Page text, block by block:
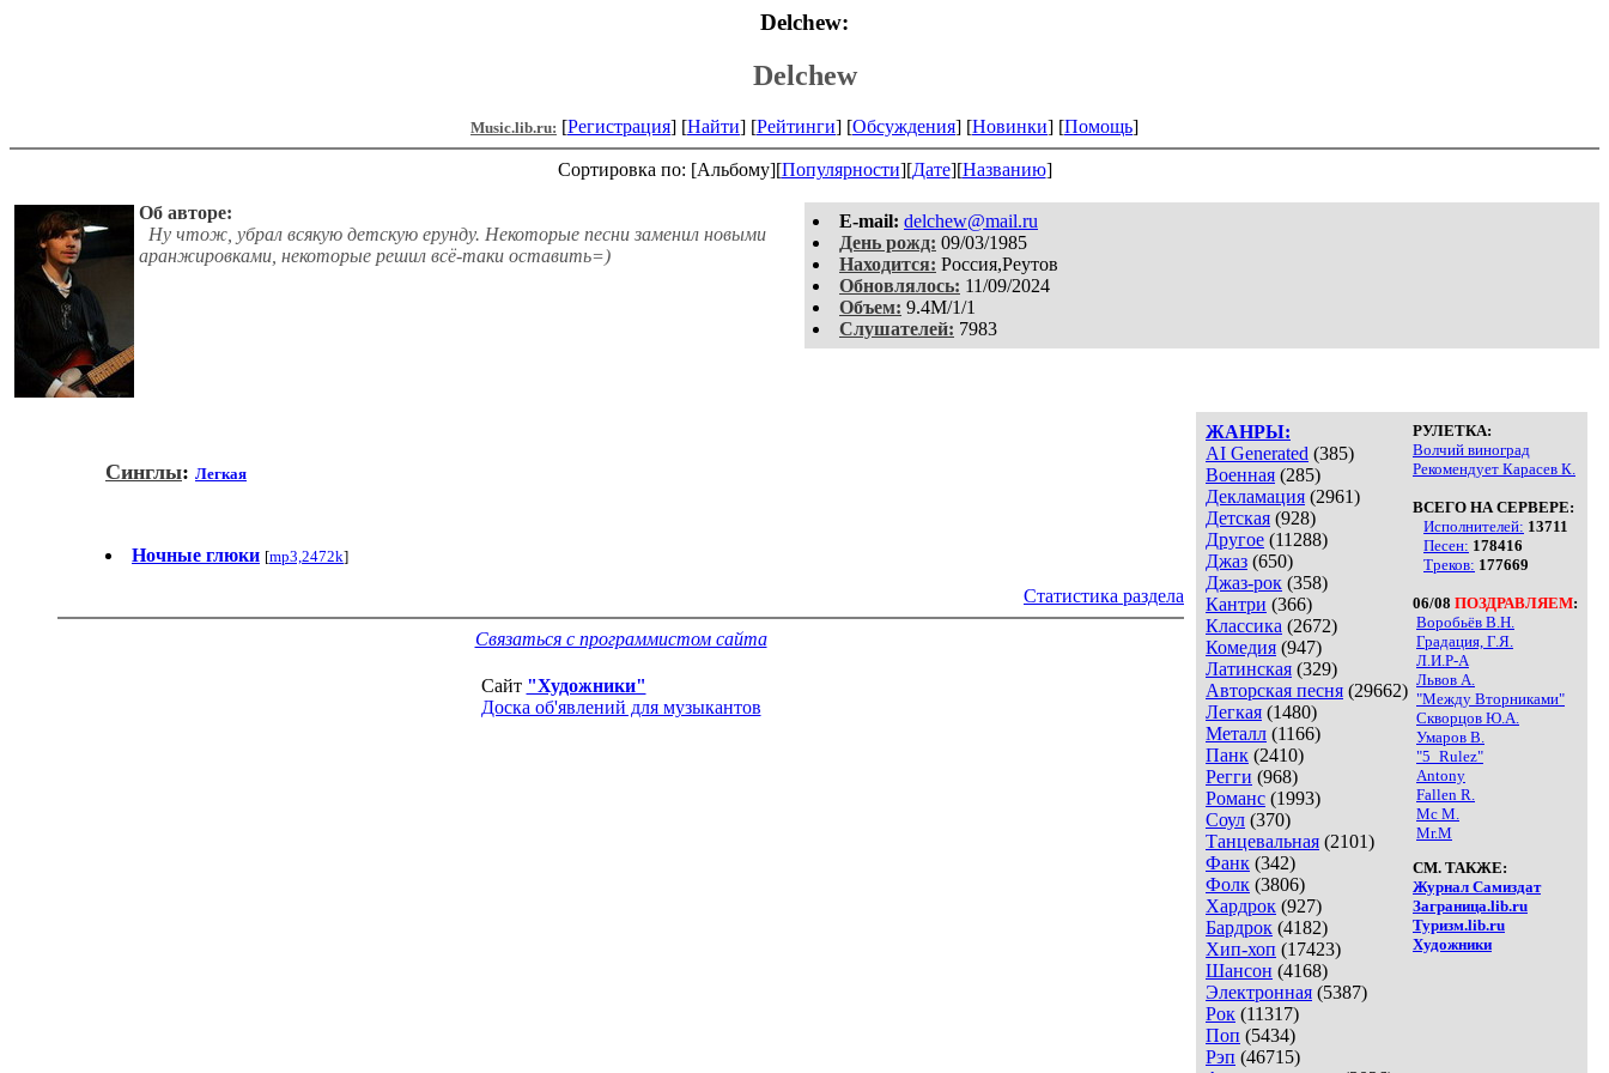
Delchew:
Delchew
Music.lib.ru: [Регистрация] [Найти] [Рейтинги] [Обсуждения] [Новинки] [Помощь]
Сортировка по: [Альбому][Популярности][Дате][Названию]
E-mail: delchew@mail.ru
День рожд: 09/03/1985
Находится: Россия,Реутов
Обновлялось: 11/09/2024
Объем: 9.4M/1/1
Слушателей: 7983
Об авторе:
Ну чтож, убрал всякую детскую ерунду. Некоторые песни заменил новыми
аранжировками, некоторые решил всё-таки оставить=)
ЖАНРЫ:
AI Generated (385)
Военная (285)
Декламация (2961)
Детская (928)
Другое (11288)
Джаз (650)
Джаз-рок (358)
Кантри (366)
Классика (2672)
Комедия (947)
Латинская (329)
Авторская песня (29662)
Легкая (1480)
Металл (1166)
Панк (2410)
Регги (968)
Романс (1993)
Соул (370)
Танцевальная (2101)
Фанк (342)
Фолк (3806)
Хардрок (927)
Бардрок (4182)
Хип-хоп (17423)
Шансон (4168)
Электронная (5387)
Рок (11317)
Поп (5434)
Рэп (46715)
РУЛЕТКА:
Волчий виноград
Рекомендует Карасев К.
ВСЕГО НА СЕРВЕРЕ:
Исполнителей: 13711
Песен: 178416
Треков: 177669
06/08 ПОЗДРАВЛЯЕМ:
Воробьёв В.Н.
Градация, Г.Я.
Л.И.Р-А
Львов А.
"Между Вторниками"
Скворцов Ю.А.
Умаров В.
"5_Rulez"
Antony
Fallen R.
Mc M.
Mr.M
СМ. ТАКЖЕ:
Журнал Самиздат
Заграница.lib.ru
Туризм.lib.ru
Художники
Синглы: Легкая
Ночные глюки [mp3,2472k]
Статистика раздела
Связаться с программистом сайта
Сайт "Художники"
Доска об'явлений для музыкантов